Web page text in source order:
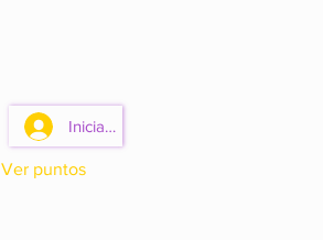
Iniciar sesión
Ver puntos